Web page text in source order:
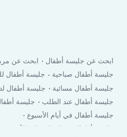
ابحث عن جليسة أطفال
ابحث عن
جليسة أطفال صباحية
جليسة أطفال
جليسة أطفال مسائية
جليسة أطفال
جليسة أطفال عند الطلب
جليسة
جليسة أطفال في أيام الأسبوع
جليسة أطفال في لعطلة نهاية الأسبوع